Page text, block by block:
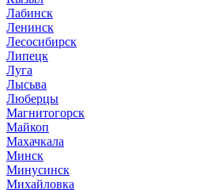
Лабинск
Ленинск
Лесосибирск
Липецк
Луга
Лысьва
Люберцы
Магнитогорск
Майкоп
Махачкала
Минск
Минусинск
Михайловка